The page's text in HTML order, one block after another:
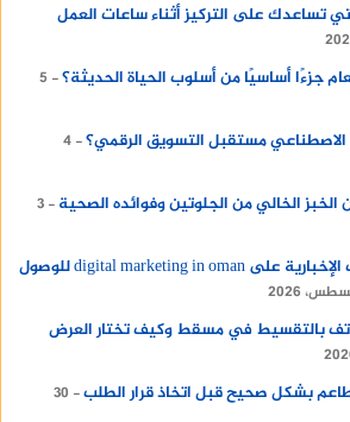
تساعدك على التركيز أثناء ساعات العمل
جزءًا أساسيًا من أسلوب الحياة الحديثة؟
5
الاصطناعي مستقبل التسويق الرقمي؟ 4
الخالي من الجلوتين وفوائده الصحية
3
لماذا تعتمد المؤسسات الإخبارية على digital marketing in oman للوصول
بالتقسيط في مسقط وكيف تختار العرض
بشكل صحيح قبل اتخاذ قرار الطلب
30